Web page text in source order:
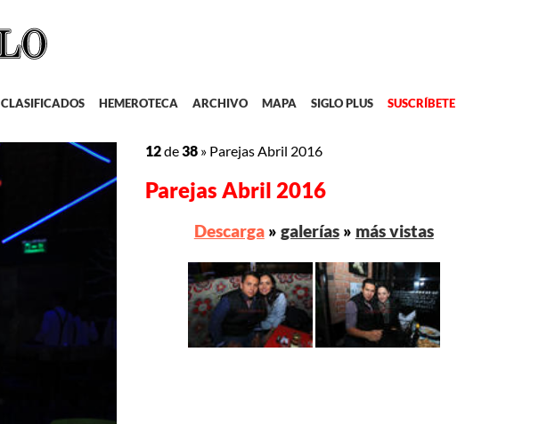
CLASIFICADOS HEMEROTECA ARCHIVO MAPA SIGLO PLUS SUSCRÍBETE
12de38 » Parejas Abril 2016
Parejas Abril 2016
Descarga» galerías» más vistas